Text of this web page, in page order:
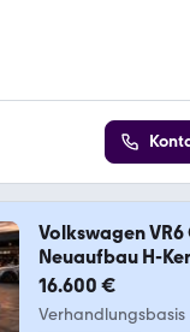
Volkswagen
Neuaufbau H-
70000 Note1
16.600 €
Verhandlungsbasis